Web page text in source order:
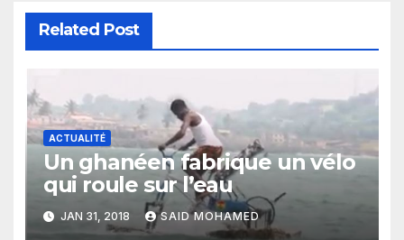
Related Post
ACTUALITÉ
Un ghanéen fabrique un vélo
qui roule sur l’eau
JAN 31, 2018 SAID MOHAMED